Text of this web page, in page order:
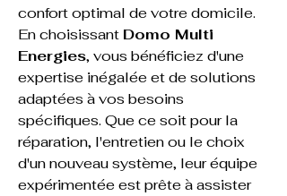
confort optimal de votre domicile.
En choisissant Domo Multi
Energies, vous bénéficiez d'une
expertise inégalée et de solutions
adaptées à vos besoins
spécifiques. Que ce soit pour la
réparation, l'entretien ou le choix
d'un nouveau système, leur équipe
expérimentée est prête à assister